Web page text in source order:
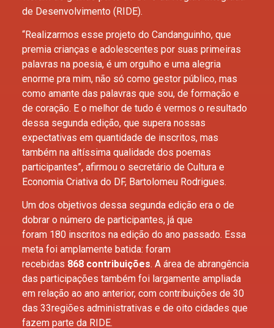
de Desenvolvimento (RIDE).
“Realizarmos esse projeto do Candanguinho, que
premia crianças e adolescentes por suas primeiras
palavras na poesia, é um orgulho e uma alegria
enorme pra mim, não só como gestor público, mas
como amante das palavras que sou, de formação e
de coração. E o melhor de tudo é vermos o resultado
dessa segunda edição, que supera nossas
expectativas em quantidade de inscritos, mas
também na altíssima qualidade dos poemas
participantes”, afirmou o secretário de Cultura e
Economia Criativa do DF, Bartolomeu Rodrigues.
Um dos objetivos dessa segunda edição era o de
dobrar o número de participantes, já que
foram 180 inscritos na edição do ano passado. Essa
meta foi amplamente batida: foram
recebidas 868 contribuições. A área de abrangência
das participações também foi largamente ampliada
em relação ao ano anterior, com contribuições de 30
das 33regiões administrativas e de oito cidades que
fazem parte da RIDE.